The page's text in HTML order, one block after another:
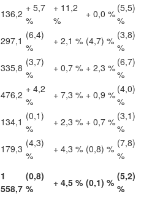
136,2 + 5,7
%
+ 11,2
%
+ 0,0 % (5,5)
%
297,1 (6,4)
%
+ 2,1 % (4,7) % (3,8)
%
335,8 (3,7)
%
+ 0,7 % + 2,3 % (6,7)
%
476,2 + 4,2
%
+ 7,3 % + 0,9 % (4,0)
%
134,1 (0,1)
%
+ 2,3 % + 0,7 % (3,1)
%
179,3 (4,3)
%
+ 4,3 % (0,8) % (7,8)
%
1
558,7
(0,8)
%
+ 4,5 % (0,1) %
(5,2)
%